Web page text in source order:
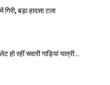
बड़ा हादसा टला
रहीं सवारी गाड़ियां यात्री…